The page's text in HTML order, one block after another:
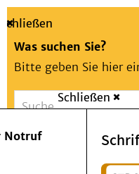
Suche
Schließen
Was suchen Sie?
Bitte geben Sie hier
Suchen
Notfall
Schließen
Notruf
Menü